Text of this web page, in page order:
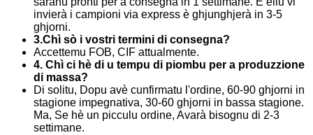
invierà i campioni via express è ghjunghjerà in 3-5
ghjorni.
3.Chì sò i vostri termini di consegna?
Accettemu FOB, CIF attualmente.
4. Chì ci hè di u tempu di piombu per a produzzione
di massa?
Di solitu, Dopu avè cunfirmatu l'ordine, 60-90 ghjorni in
stagione impegnativa, 30-60 ghjorni in bassa stagione.
Ma, Se hè un picculu ordine, Avarà bisognu di 2-3
settimane.